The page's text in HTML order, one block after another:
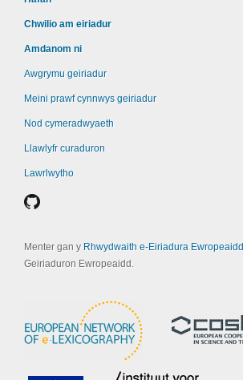
Chwilio am eiriadur
Amdanom ni
Awgrymu geiriadur
Meini prawf cynnwys geiriadur
Nod cymeradwyaeth
Llawlyfr curaduron
Lawrlwytho
Menter gan y Rhwydwaith e-Eiriadura Ewropeaidd
Geiriaduron Ewropeaidd.